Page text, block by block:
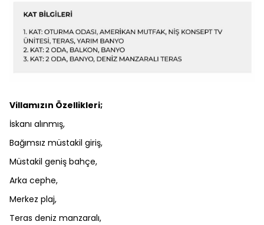
Villamızın Özellikleri;
İskanı alınmış,
Bağımsız müstakil giriş,
Müstakil geniş bahçe,
Arka cephe,
Merkez plaj,
Teras deniz manzaralı,